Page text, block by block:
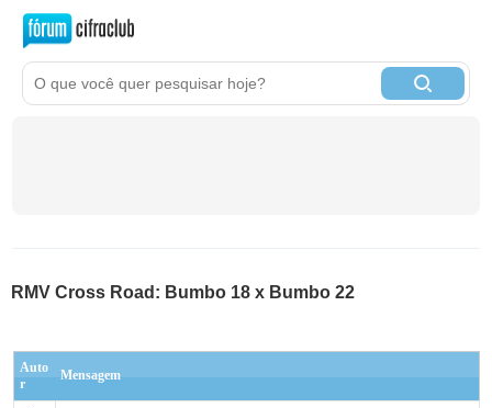
RMV Cross Road: Bumbo 18 x Bumbo 22
Auto
r
Mensagem